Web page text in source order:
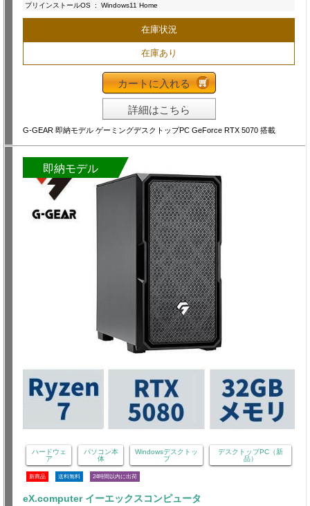
プリインストールOS : Windows11 Home
在庫状況
在庫あり
カートに入れる
詳細はこちら
G-GEAR 即納モデル ゲーミングデスクトップPC GeForce RTX 5070 搭載
即納モデル
ハードウェ
ア
パソコン本
体
Windowsデスクトッ
プ
デスクトップPC（新
品）
新商品 送料無料 24時間以内に出荷
eX.computer イーエックスコンピュータ